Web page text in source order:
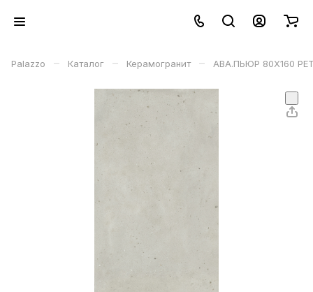
Palazzo – Каталог – Керамогранит – АВА.ПЬЮР 80X160